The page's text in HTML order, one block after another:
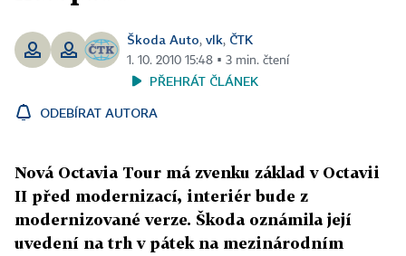
Škoda Auto, vlk, ČTK
1. 10. 2010 15:48 ▪ 3 min. čtení
PŘEHRÁT ČLÁNEK
ODEBÍRAT AUTORA
Nová Octavia Tour má zvenku základ v Octavii
II před modernizací, interiér bude z
modernizované verze. Škoda oznámila její
uvedení na trh v pátek na mezinárodním